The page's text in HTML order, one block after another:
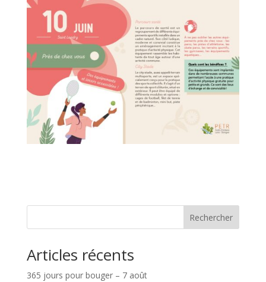
Rechercher
Articles récents
365 jours pour bouger – 7 août